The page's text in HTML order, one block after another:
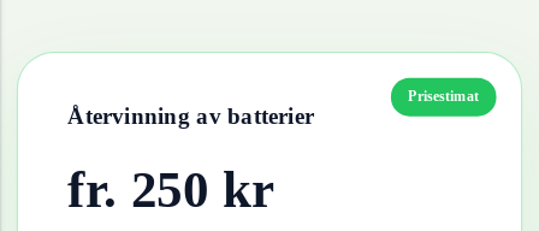
Prisestimat
Återvinning av batterier
fr. 250 kr